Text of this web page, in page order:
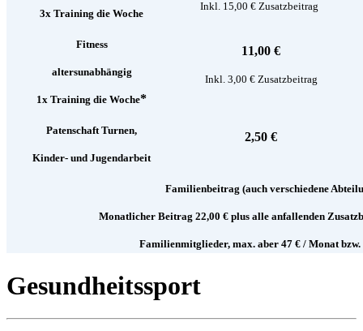
3x Training die Woche
Inkl. 15,00 € Zusatzbeitrag
Fitness
altersunabhängig
1x Training die Woche*
11,00 €
Inkl. 3,00 € Zusatzbeitrag
Patenschaft Turnen,
Kinder- und Jugendarbeit
2,50 €
Familienbeitrag (auch verschiedene
Monatlicher Beitrag 22,00 € plus alle anfallenden
Familienmitglieder, max. aber 47 € / Monat
Gesundheitssport